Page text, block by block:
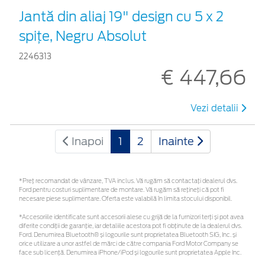
Jantă din aliaj 19" design cu 5 x 2
spițe, Negru Absolut
2246313
€ 447,66
Vezi detalii
Inapoi 1 2 Inainte
*Preţ recomandat de vânzare, TVA inclus. Vă rugăm să contactaţi dealerul dvs.
Ford pentru costuri suplimentare de montare. Vă rugăm să rețineți că pot fi
necesare piese suplimentare. Oferta este valabilă în limita stocului disponibil.
*Accesoriile identificate sunt accesorii alese cu grijă de la furnizori terți și pot avea
diferite condiții de garanție, iar detaliile acestora pot fi obținute de la dealerul dvs.
Ford. Denumirea Bluetooth® și logourile sunt proprietatea Bluetooth SIG, Inc. și
orice utilizare a unor astfel de mărci de către compania Ford Motor Company se
face sub licență. Denumirea iPhone/iPod și logourile sunt proprietatea Apple Inc.